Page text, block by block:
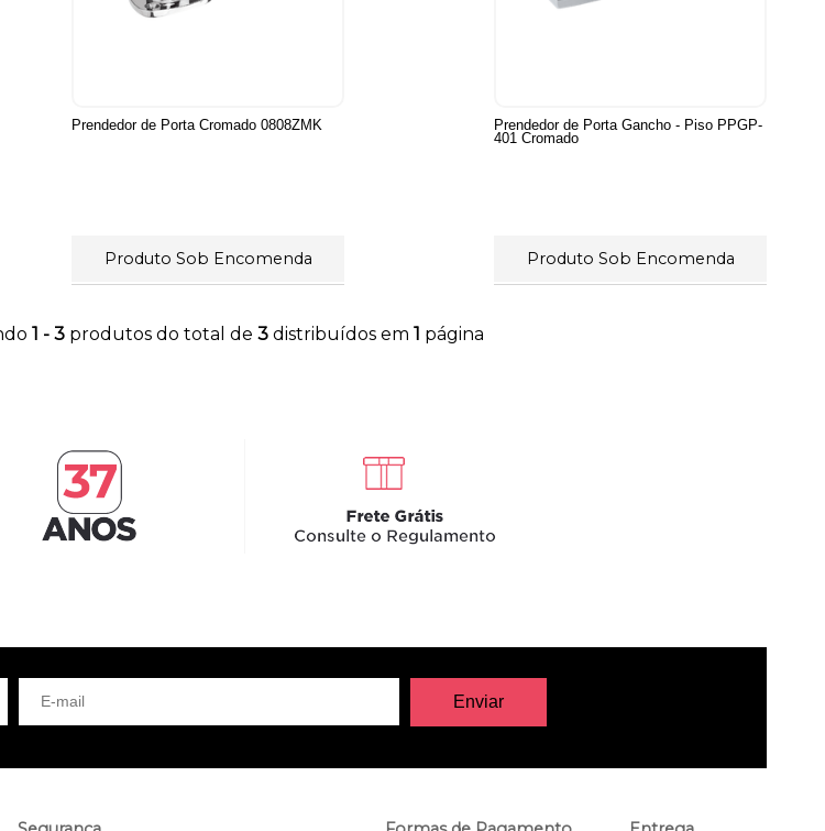
Prendedor de Porta Cromado 0808ZMK
Produto Sob Encomenda
Prendedor de Porta Gancho - Piso PPGP-
401 Cromado
Produto Sob Encomenda
1 - 3 produtos do total de 3distribuídos em 1 página